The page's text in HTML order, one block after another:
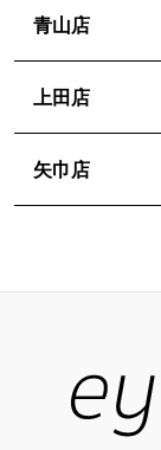
青山店
上田店
矢巾店